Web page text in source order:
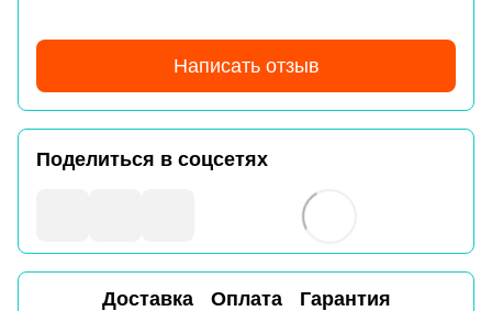
Написать отзыв
Поделиться в соцсетях
Доставка Оплата Гарантия